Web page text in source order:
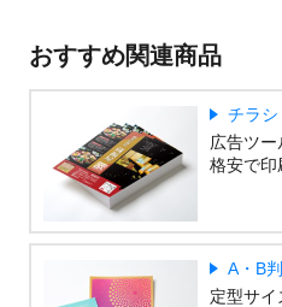
おすすめ関連商品
チラシ
広告ツ
格安で印
A・B
定型サイ